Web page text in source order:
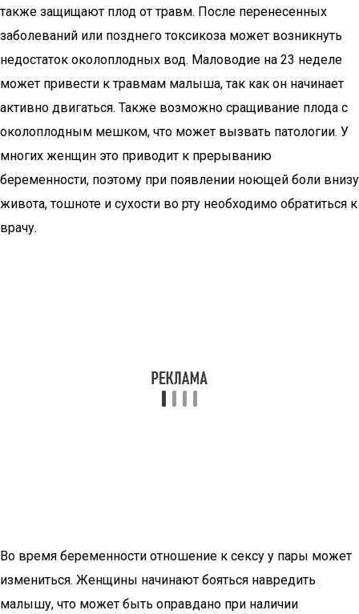
также защищают плод от травм. После перенесенных
заболеваний или позднего токсикоза может возникнуть
недостаток околоплодных вод. Маловодие на 23 неделе
может привести к травмам малыша, так как он начинает
активно двигаться. Также возможно сращивание плода с
околоплодным мешком, что может вызвать патологии. У
многих женщин это приводит к прерыванию
беременности, поэтому при появлении ноющей боли внизу
живота, тошноте и сухости во рту необходимо обратиться к
врачу.
Во время беременности отношение к сексу у пары может
измениться. Женщины начинают бояться навредить
малышу, что может быть оправдано при наличии